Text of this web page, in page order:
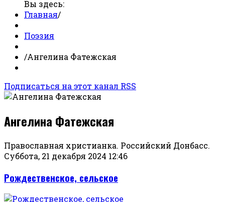
Вы здесь:
Главная/
Поэзия
/Ангелина Фатежская
Подписаться на этот канал RSS
Ангелина Фатежская
Православная христианка. Российский Донбасс.
Суббота, 21 декабря 2024 12:46
Рождественское, сельское